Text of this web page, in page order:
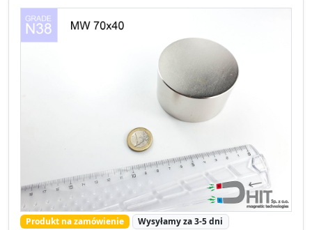
Produkt na zamówienie Wysyłamy za 3-5 dni